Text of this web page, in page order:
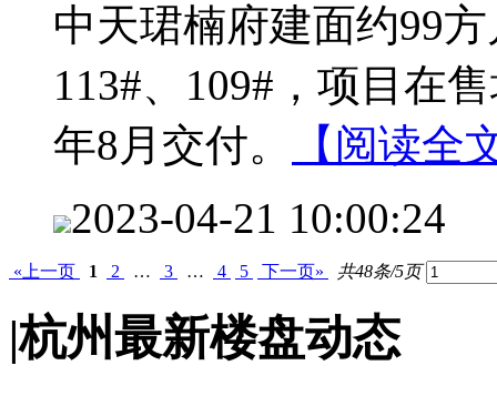
中天珺楠府建面约99
113#、109#，项目在
年8月交付。
【阅读全
2023-04-21 10:00:24
«上一页 1 2 … 3 … 4 5 下一页» 共48条/5页
|杭州最新楼盘动态